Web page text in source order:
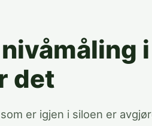
det
er igjen i siloen er